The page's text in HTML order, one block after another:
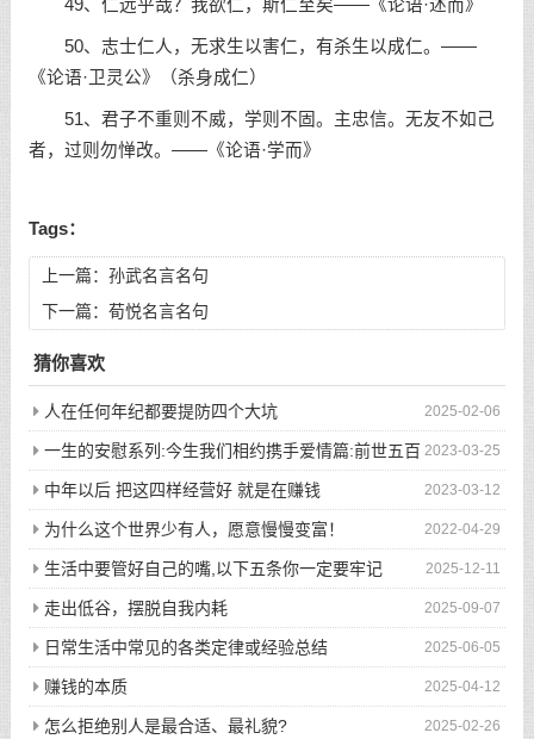
49、仁远乎哉？我欲仁，斯仁至矣——《论语·述而》
50、志士仁人，无求生以害仁，有杀生以成仁。——
《论语·卫灵公》（杀身成仁）
51、君子不重则不威，学则不固。主忠信。无友不如己
者，过则勿惮改。——《论语·学而》
Tags：
上一篇： 孙武名言名句
下一篇： 荀悦名言名句
猜你喜欢
2025-02-06
人在任何年纪都要提防四个大坑
2023-03-25
一生的安慰系列:今生我们相约携手爱情篇:前世五百
次的回眸才换来今生的相遇
2023-03-12
中年以后 把这四样经营好 就是在赚钱
2022-04-29
为什么这个世界少有人，愿意慢慢变富！
2025-12-11
生活中要管好自己的嘴,以下五条你一定要牢记
2025-09-07
走出低谷，摆脱自我内耗
2025-06-05
日常生活中常见的各类定律或经验总结
2025-04-12
赚钱的本质
2025-02-26
怎么拒绝别人是最合适、最礼貌?